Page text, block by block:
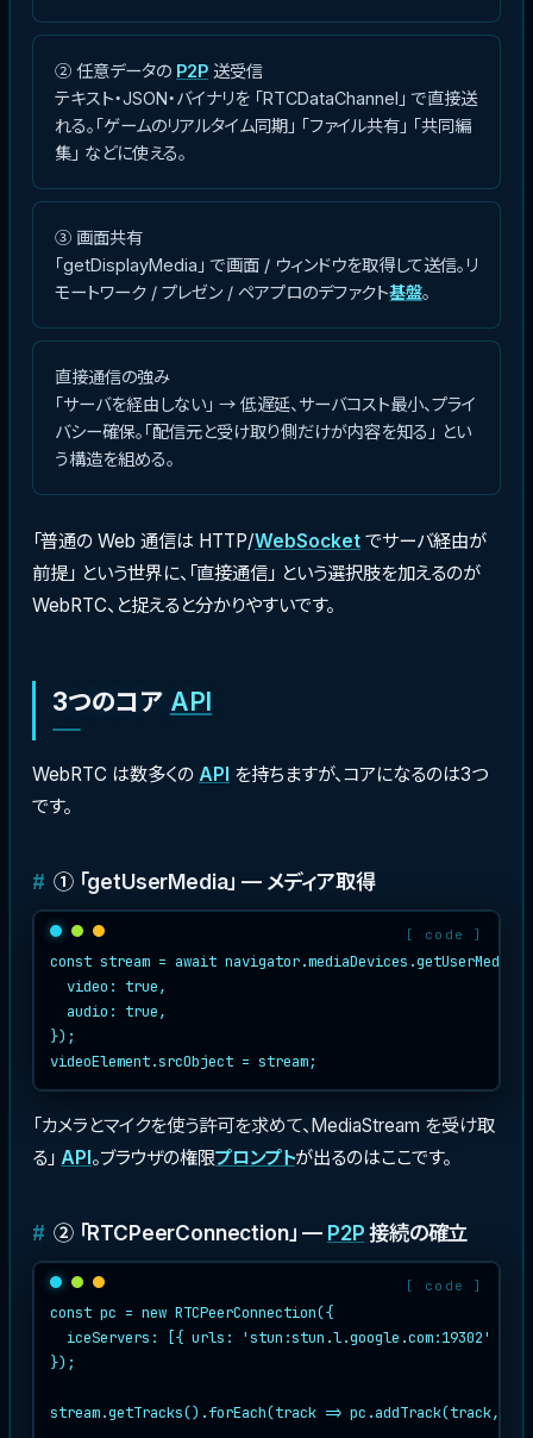
② 任意データの P2P 送受信
テキスト・JSON・バイナリを 「RTCDataChannel」 で直接送
れる。「ゲームのリアルタイム同期」 「ファイル共有」 「共同編
集」 などに使える。
③ 画面共有
「getDisplayMedia」 で画面 / ウィンドウを取得して送信。リ
モートワーク / プレゼン / ペアプロのデファクト基盤。
直接通信の強み
「サーバを経由しない」 → 低遅延、サーバコスト最小、プライ
バシー確保。「配信元と受け取り側だけが内容を知る」 とい
う構造を組める。
「普通の Web 通信は HTTP/WebSocket でサーバ経由が
前提」 という世界に、「直接通信」 という選択肢を加えるのが
WebRTC、と捉えると分かりやすいです。
3つのコア API
WebRTC は数多くの API を持ちますが、コアになるのは3つ
です。
① 「getUserMedia」 — メディア取得
const stream = await navigator.mediaDevices.getUserMedia({
  video: true,
  audio: true,
});
「カメラとマイクを使う許可を求めて、MediaStream を受け取
る」 API。ブラウザの権限プロンプトが出るのはここです。
② 「RTCPeerConnection」 — P2P接続の確立
const pc = new RTCPeerConnection({
  iceServers: [{ urls: 'stun:stun.l.google.com:19302' }],
});
stream.getTracks().forEach(track => pc.addTrack(track,